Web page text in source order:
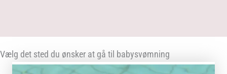
Vælg det sted du ønsker at gå til babysvømning